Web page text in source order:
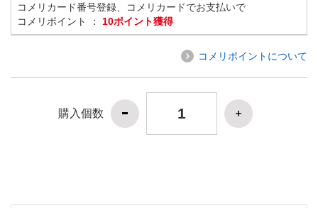
コメリカード番号登録、コメリカードでお支払いで
コメリポイント ： 10ポイント獲得
コメリポイントについて
購入個数